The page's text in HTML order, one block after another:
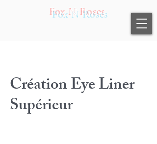
Fox N Roses
Création Eye Liner
Supérieur